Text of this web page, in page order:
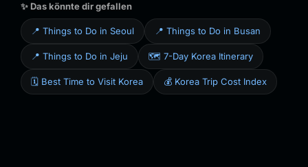
✨ Das könnte dir gefallen
📍 Things to Do in Seoul 📍 Things to Do in Busan
📍 Things to Do in Jeju 🗺️ 7-Day Korea Itinerary
🗓️ Best Time to Visit Korea 💰 Korea Trip Cost Index